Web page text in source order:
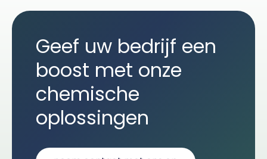
Geef uw bedrijf een
boost met onze
chemische
oplossingen